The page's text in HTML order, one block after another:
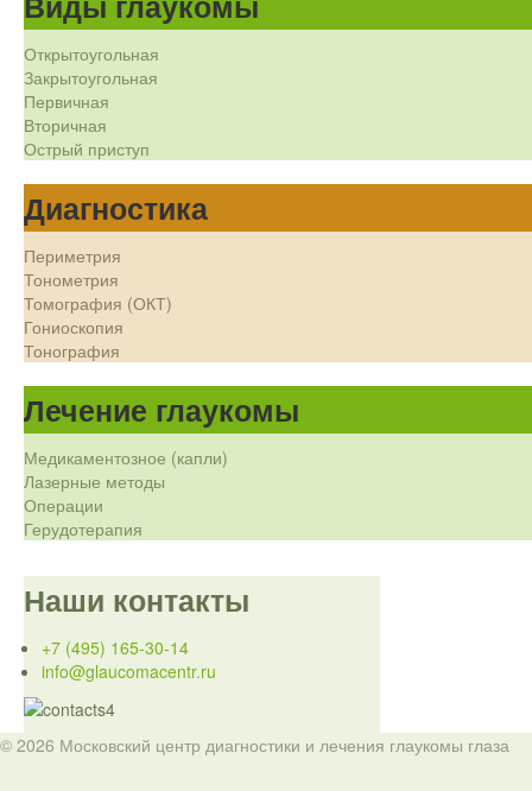
Открытоугольная
Закрытоугольная
Первичная
Вторичная
Острый приступ
Диагностика
Периметрия
Тонометрия
Томография (ОКТ)
Гониоскопия
Тонография
Лечение глаукомы
Медикаментозное (капли)
Лазерные методы
Операции
Герудотерапия
Наши контакты
+7 (495) 165-30-14
info@glaucomacentr.ru
© 2026 Московский центр диагностики и лечения глаукомы глаза